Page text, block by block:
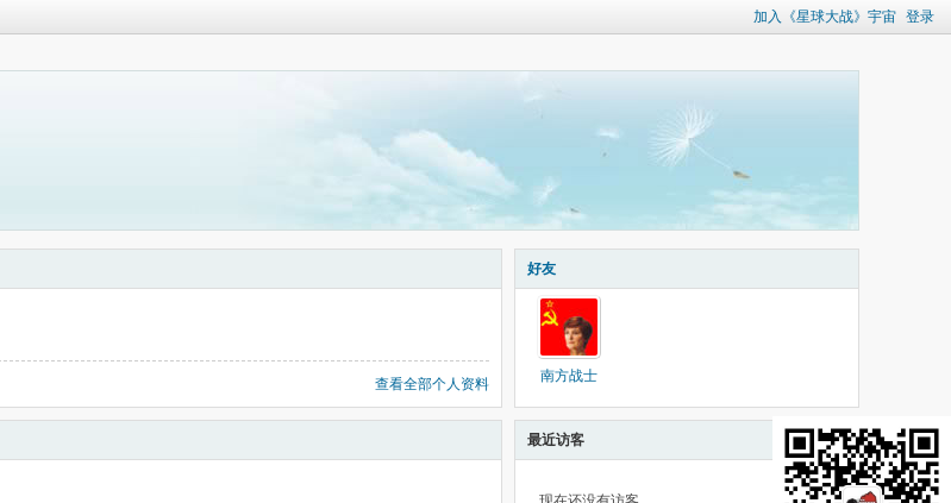
加入《星球大战》宇宙 登录
查看全部个人资料
好友
南方战士
最近访客